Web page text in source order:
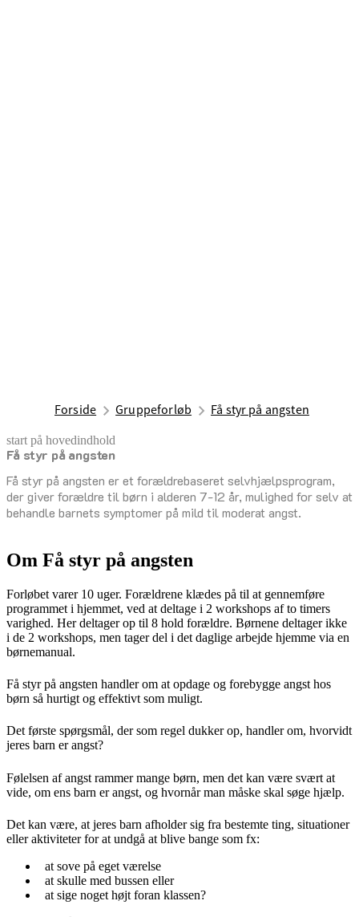
Forside Gruppeforløb Få styr på angsten
start på hovedindhold
Få styr på angsten
Få styr på angsten er et forældrebaseret selvhjælpsprogram,
der giver forældre til børn i alderen 7-12 år, mulighed for selv at
behandle barnets symptomer på mild til moderat angst.
senest opdateret 7. juli 2026
Om Få styr på angsten
Forløbet varer 10 uger. Forældrene klædes på til at gennemføre
programmet i hjemmet, ved at deltage i 2 workshops af to timers
varighed. Her deltager op til 8 hold forældre. Børnene deltager ikke
i de 2 workshops, men tager del i det daglige arbejde hjemme via en
børnemanual.
Få styr på angsten handler om at opdage og forebygge angst hos
børn så hurtigt og effektivt som muligt.
Det første spørgsmål, der som regel dukker op, handler om, hvorvidt
jeres barn er angst?
Følelsen af angst rammer mange børn, men det kan være svært at
vide, om ens barn er angst, og hvornår man måske skal søge hjælp.
Det kan være, at jeres barn afholder sig fra bestemte ting, situationer
eller aktiviteter for at undgå at blive bange som fx:
at sove på eget værelse
at skulle med bussen eller
at sige noget højt foran klassen?